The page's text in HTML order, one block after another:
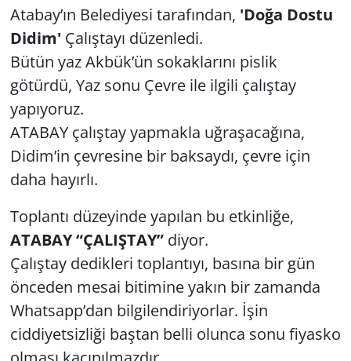
Atabay’ın Be­le­di­ye­si ta­ra­fın­dan, 'Doğa Dostu
Didim' Ça­lış­ta­yı düzenledi.
Bütün yaz Akbük’ün sokaklarını pislik
götürdü, Yaz sonu Çevre ile ilgili çalıştay
yapıyoruz.
ATABAY çalıştay yapmakla uğraşacağına,
Didim’in çevresine bir baksaydı, çevre için
daha hayırlı.
Toplantı düzeyinde yapılan bu etkinliğe,
ATABAY “ÇALIŞTAY” diyor.
Çalıştay dedikleri toplantıyı, basına bir gün
önceden mesai bitimine yakın bir zamanda
Whatsapp’dan bilgilendiriyorlar. İşin
ciddiyetsizliği baştan belli olunca sonu fiyasko
KÜLTÜR SANAT
MAGAZİN
POLİTİKA
RESMİ İLANLAR
SAĞLIK
SİYASET
SPOR
Yerel